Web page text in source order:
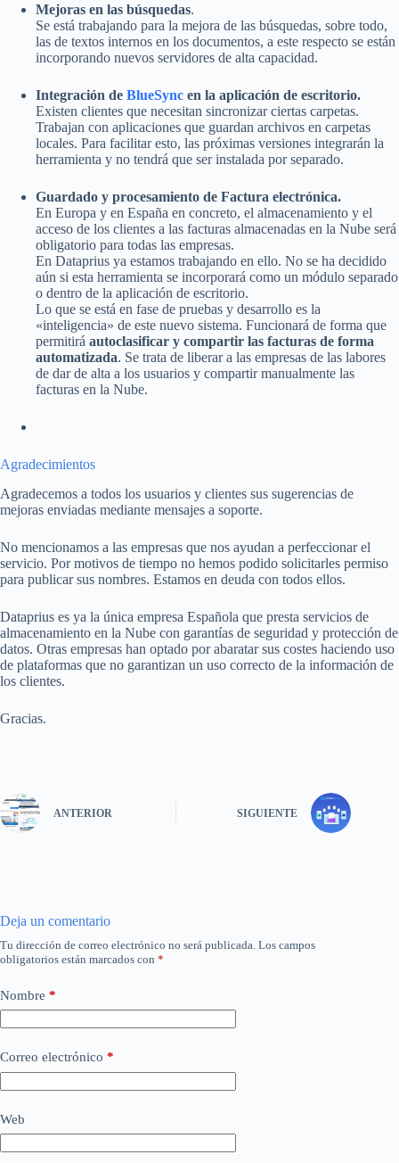
Mejoras en las búsquedas.
Se está trabajando para la mejora de las búsquedas, sobre todo,
las de textos internos en los documentos, a este respecto se están
incorporando nuevos servidores de alta capacidad.
Integración de BlueSync en la aplicación de escritorio.
Existen clientes que necesitan sincronizar ciertas carpetas.
Trabajan con aplicaciones que guardan archivos en carpetas
locales. Para facilitar esto, las próximas versiones integrarán la
herramienta y no tendrá que ser instalada por separado.
Guardado y procesamiento de Factura electrónica.
En Europa y en España en concreto, el almacenamiento y el
acceso de los clientes a las facturas almacenadas en la Nube será
obligatorio para todas las empresas.
En Dataprius ya estamos trabajando en ello. No se ha decidido
aún si esta herramienta se incorporará como un módulo separado
o dentro de la aplicación de escritorio.
Lo que se está en fase de pruebas y desarrollo es la
«inteligencia» de este nuevo sistema. Funcionará de forma que
permitirá autoclasificar y compartir las facturas de forma
automatizada. Se trata de liberar a las empresas de las labores
de dar de alta a los usuarios y compartir manualmente las
facturas en la Nube.
Agradecimientos
Agradecemos a todos los usuarios y clientes sus sugerencias de
mejoras enviadas mediante mensajes a soporte.
No mencionamos a las empresas que nos ayudan a perfeccionar el
servicio. Por motivos de tiempo no hemos podido solicitarles permiso
para publicar sus nombres. Estamos en deuda con todos ellos.
Dataprius es ya la única empresa Española que presta servicios de
almacenamiento en la Nube con garantías de seguridad y protección de
datos. Otras empresas han optado por abaratar sus costes haciendo uso
de plataformas que no garantizan un uso correcto de la información de
los clientes.
Gracias.
ANTERIOR SIGUIENTE
Deja un comentario
Tu dirección de correo electrónico no será publicada. Los campos
obligatorios están marcados con *
Nombre *
Correo electrónico *
Web